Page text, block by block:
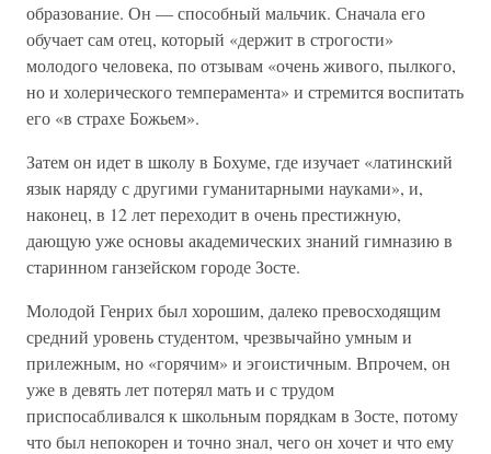
образование. Он — способный мальчик. Сначала его
обучает сам отец, который «держит в строгости»
молодого человека, по отзывам «очень живого, пылкого,
но и холерического темперамента» и стремится воспитать
его «в страхе Божьем».
Затем он идет в школу в Бохуме, где изучает «латинский
язык наряду с другими гуманитарными науками», и,
наконец, в 12 лет переходит в очень престижную,
дающую уже основы академических знаний гимназию в
старинном ганзейском городе Зосте.
Молодой Генрих был хорошим, далеко превосходящим
средний уровень студентом, чрезвычайно умным и
прилежным, но «горячим» и эгоистичным. Впрочем, он
уже в девять лет потерял мать и с трудом
приспосабливался к школьным порядкам в Зосте, потому
что был непокорен и точно знал, чего он хочет и что ему